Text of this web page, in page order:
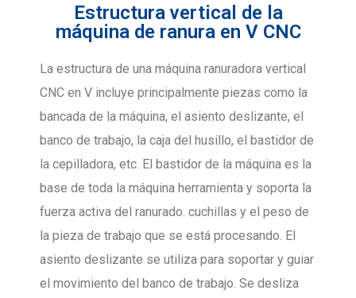
Estructura vertical de la
máquina de ranura en V CNC
La estructura de una máquina ranuradora vertical
CNC en V incluye principalmente piezas como la
bancada de la máquina, el asiento deslizante, el
banco de trabajo, la caja del husillo, el bastidor de
la cepilladora, etc. El bastidor de la máquina es la
base de toda la máquina herramienta y soporta la
fuerza activa del ranurado. cuchillas y el peso de
la pieza de trabajo que se está procesando. El
asiento deslizante se utiliza para soportar y guiar
el movimiento del banco de trabajo. Se desliza